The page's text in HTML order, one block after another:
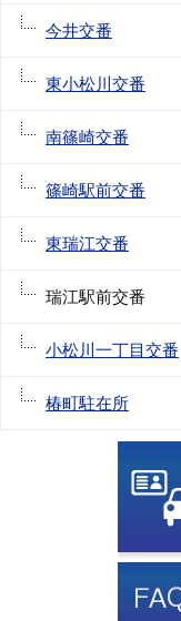
今井交番
東小松川交番
南篠崎交番
篠崎駅前交番
東瑞江交番
瑞江駅前交番
小松川一丁目交番
椿町駐在所